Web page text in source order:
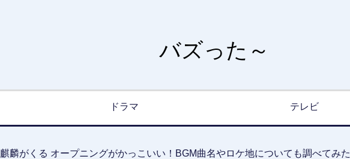
バズった～
ドラマ テレビ
麒麟がくる オープニングがかっこいい！BGM曲名やロケ地についても調べてみた